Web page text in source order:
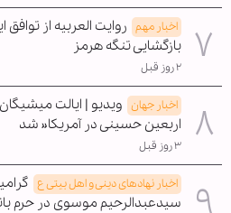
اخبار مهم روایت العربیه از
بازگشایی تنگه هرمز
۲ روز قبل
اخبار جهان ویدیو | ایالت
اربعین حسینی در آمریکا« شد
۳ روز قبل
اخبار نهادهای دینی و اهل بیتی ع
سیدعبدالرحیم موسوی در حرم